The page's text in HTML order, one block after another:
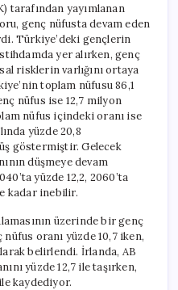
Her
Dört
Gençten
Biri
Eğitim
ve
İstihdam
Dışı
için
tarafından yayımlanan
genç nüfusta devam eden
Türkiye’deki gençlerin
yer alırken, genç
risklerin varlığını ortaya
toplam nüfusu 86,1
nüfus ise 12,7 milyon
nüfus içindeki oranı ise
yüzde 20,8
göstermiştir. Gelecek
düşmeye devam
yüzde 12,2, 2060’ta
kadar inebilir.
üzerinde bir genç
nüfus oranı yüzde 10,7 iken,
belirlendi. İrlanda, AB
yüzde 12,7 ile taşırken,
kaydediyor.